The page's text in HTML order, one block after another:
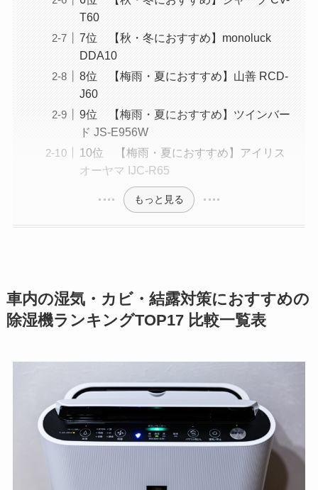
T60
7位 【秋・冬におすすめ】monoluck
DDA10
8位 【梅雨・夏におすすめ】山善 RCD-
J60
9位 【梅雨・夏におすすめ】ツインバー
ド JS-E956W
10位 【梅雨・夏におすすめ】アイリス
オーヤマ IJC-R65
もっと見る
車内の湿気・カビ・結露対策におすすめの
除湿機ランキングTOP17 比較一覧表